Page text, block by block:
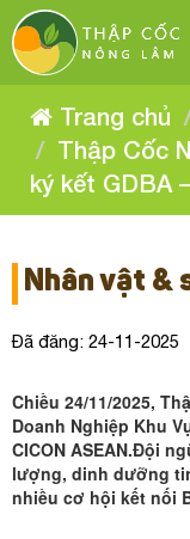
Thập
Cốc
Nông
Lâm
đồng
hành
cùng
lễ
ký
kết
GDBA
Thập
Cốc
Nông
Lâm
đồng
hành
cùng
lễ
ký
GDBA
–
CICON
Thập
Cốc
Nông
Lâm
đồng
hành
cùng
ký
kết
GDBA
–
CICON
ASEAN
Thập
Cốc
Nông
Lâm
đồng
hành
cùng
kết
CICON
ASEAN
Thập
Cốc
Nông
Lâm
đồng
cùng
GDBA
Thập
Cốc
Nông
Lâm
đồng
GDBA
CICON
Trang chủ
Thập Cốc
ký kết GDBA
Nhân vật &
Đã đăng: 24-11-2025
Chiều 24/11/2025,
Doanh Nghiệp Khu
CICON ASEAN.Đội
lượng, dinh dưỡng
nhiều cơ hội kết nối